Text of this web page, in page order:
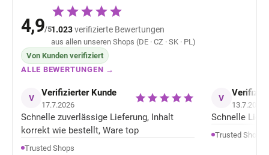
4,9/51.023verifizierte Bewertungen
aus allen unseren Shops (DE · CZ · SK · PL)
Von Kunden verifiziert
ALLE BEWERTUNGEN →
V Verifizierter Kunde
17.7.2026
Schnelle zuverlässige Lieferung, Inhalt
korrekt wie bestellt, Ware top
Trusted Shops
V
13.7.2026
Schnelle
Trusted Shops